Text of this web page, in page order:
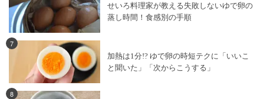
せいろ料理家が教える失敗しないゆで卵の
蒸し時間！食感別の手順
7
加熱は1分!? ゆで卵の時短テクに「いいこ
と聞いた」「次からこうする」
8